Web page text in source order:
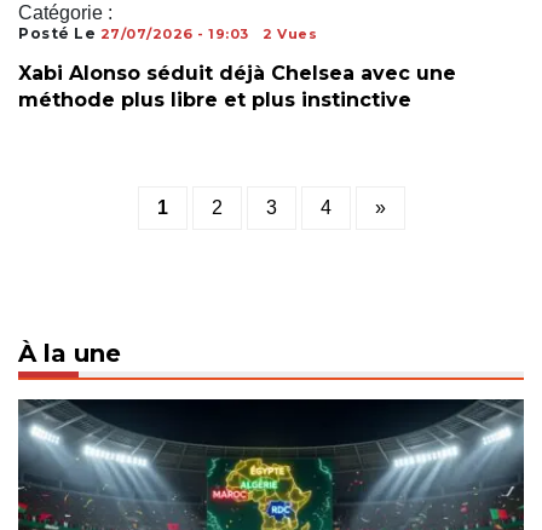
Catégorie :
Posté Le 27/07/2026 - 19:03 2 Vues
Xabi Alonso séduit déjà Chelsea avec une
méthode plus libre et plus instinctive
Posts
1 2 3 4 »
À la une